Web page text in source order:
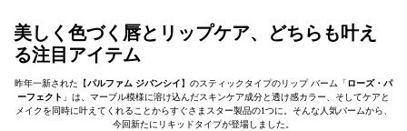
美しく色づく唇とリップケア、どちらも叶え
る注目アイテム
昨年一新された【パルファム ジバンシイ】のスティックタイプのリップ バーム「ローズ・パ
ーフェクト 」は、マーブル模様に溶け込んだスキンケア成分と透け感カラー、そしてケアと
メイクを同時に叶えてくれることからすぐさまスター製品の1つに。そんな人気バームから、
今回新たにリキッドタイプが登場しました。